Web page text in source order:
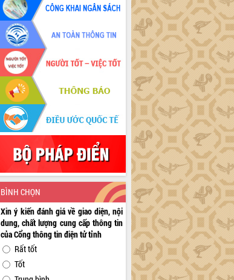
BÌNH CHỌN
Xin ý kiến đánh giá về giao diện, nội
dung, chất lượng cung cấp thông tin
của Cổng thông tin điện tử tỉnh
Rất tốt
Tốt